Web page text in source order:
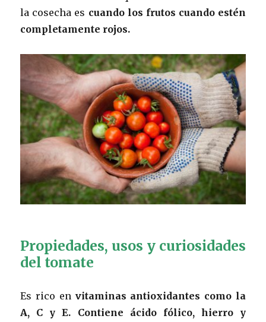
la cosecha es cuando los frutos cuando estén
completamente rojos.
Propiedades, usos y curiosidades
del tomate
Es rico en vitaminas antioxidantes como la
A, C y E. Contiene ácido fólico, hierro y